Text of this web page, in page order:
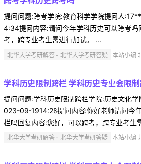
提问问题:跨考学院:教育科学学院提问人
4:34提问内容:请问今年学科历史可以跨考吗
考，跨专业考生需进行加试。 ...
北华大学考研解答 - 北华大学考研答疑 本站小编
学科历史限制跨栏 学科历史专业会限
提问问题:学科历史限制跨栏学院:历史文化
023-09-1914:28提问内容:你好老师请问今
栏吗回复内容:您好，可以跨考，跨专业考生
北华大学考研解答 - 北华大学考研答疑 本站小编